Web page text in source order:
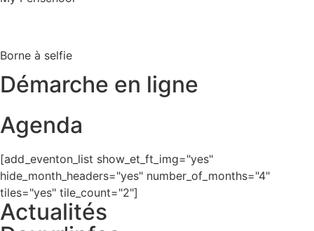
Borne à selfie
Démarche en ligne
Agenda
[add_eventon_list show_et_ft_img="yes"
hide_month_headers="yes" number_of_months="4"
tiles="yes" tile_count="2"]
Actualités